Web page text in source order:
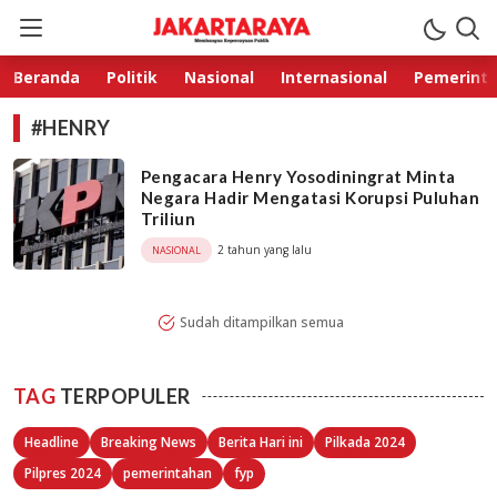
Jakarta Raya
Membangun Kepercayaan Publik
Beranda Politik Nasional Internasional
#HENRY
Pengacara Henry Yosodiningrat Minta
Negara Hadir Mengatasi Korupsi Puluhan
Triliun
NASIONAL 2 tahun yang lalu
Sudah ditampilkan semua
TAG TERPOPULER
Headline Breaking News Berita Hari ini
Pilkada 2024
Pilpres 2024
pemerintahan fyp